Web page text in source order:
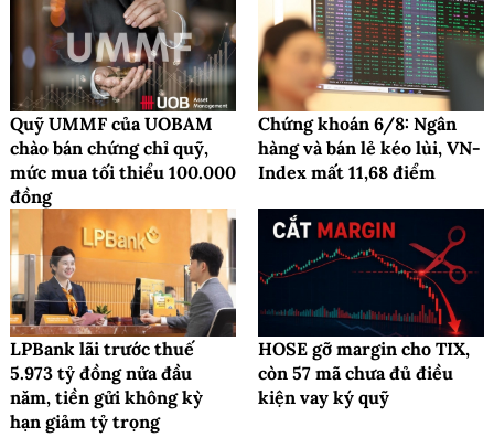
Quỹ UMMF của UOBAM
chào bán chứng chỉ quỹ,
mức mua tối thiểu 100.000
đồng
Chứng khoán 6/8: Ngân
hàng và bán lẻ kéo lùi, VN-
Index mất 11,68 điểm
LPBank lãi trước thuế
5.973 tỷ đồng nửa đầu
năm, tiền gửi không kỳ
hạn giảm tỷ trọng
HOSE gỡ margin cho TIX,
còn 57 mã chưa đủ điều
kiện vay ký quỹ